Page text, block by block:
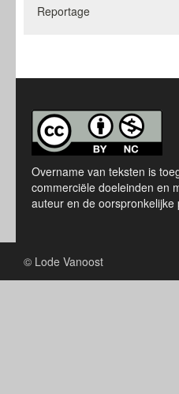
Reportage
Overname van teksten is
commerciële doeleinden en
auteur en de oorspronkelijke
© Lode Vanoost